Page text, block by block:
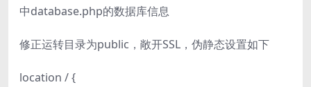
中database.php的数据库信息
修正运转目录为public，敞开SSL，伪静态设置如下
location / {